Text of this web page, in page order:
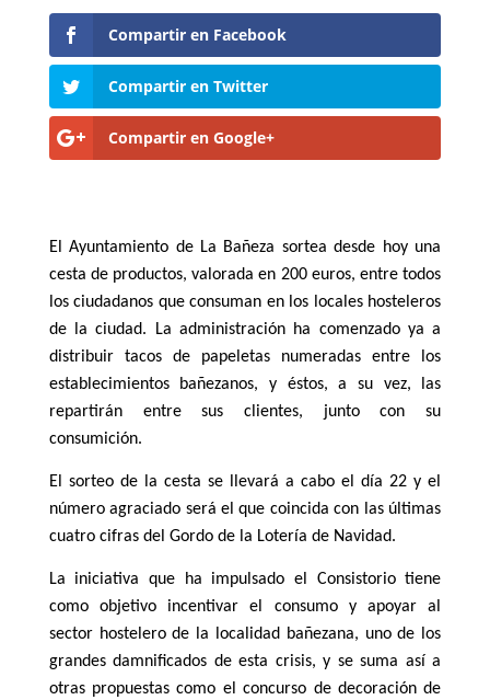
Compartir en Facebook
Compartir en Twitter
Compartir en Google+
El Ayuntamiento de La Bañeza sortea desde hoy una
cesta de productos, valorada en 200 euros, entre todos
los ciudadanos que consuman en los locales hosteleros
de la ciudad. La administración ha comenzado ya a
distribuir tacos de papeletas numeradas entre los
establecimientos bañezanos, y éstos, a su vez, las
repartirán entre sus clientes, junto con su
consumición.
El sorteo de la cesta se llevará a cabo el día 22 y el
número agraciado será el que coincida con las últimas
cuatro cifras del Gordo de la Lotería de Navidad.
La iniciativa que ha impulsado el Consistorio tiene
como objetivo incentivar el consumo y apoyar al
sector hostelero de la localidad bañezana, uno de los
grandes damnificados de esta crisis, y se suma así a
otras propuestas como el concurso de decoración de